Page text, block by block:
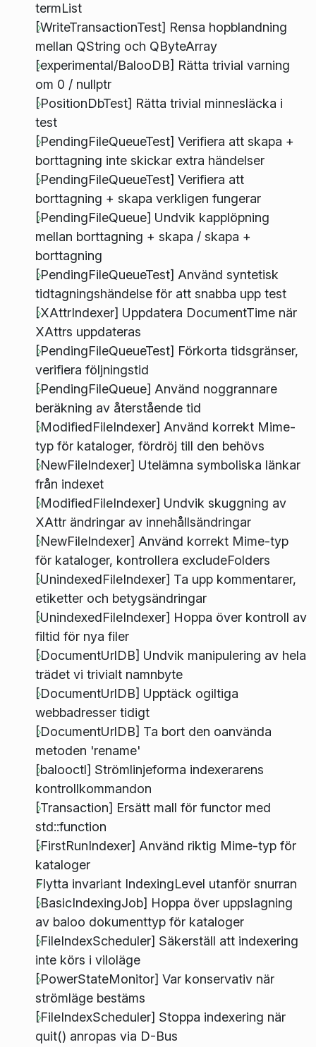
termList
[WriteTransactionTest] Rensa hopblandning
mellan QString och QByteArray
[experimental/BalooDB] Rätta trivial varning
om 0 / nullptr
[PositionDbTest] Rätta trivial minnesläcka i
test
[PendingFileQueueTest] Verifiera att skapa +
borttagning inte skickar extra händelser
[PendingFileQueueTest] Verifiera att
borttagning + skapa verkligen fungerar
[PendingFileQueue] Undvik kapplöpning
mellan borttagning + skapa / skapa +
borttagning
[PendingFileQueueTest] Använd syntetisk
tidtagningshändelse för att snabba upp test
[XAttrIndexer] Uppdatera DocumentTime när
XAttrs uppdateras
[PendingFileQueueTest] Förkorta tidsgränser,
verifiera följningstid
[PendingFileQueue] Använd noggrannare
beräkning av återstående tid
[ModifiedFileIndexer] Använd korrekt Mime-
typ för kataloger, fördröj till den behövs
[NewFileIndexer] Utelämna symboliska länkar
från indexet
[ModifiedFileIndexer] Undvik skuggning av
XAttr ändringar av innehållsändringar
[NewFileIndexer] Använd korrekt Mime-typ
för kataloger, kontrollera excludeFolders
[UnindexedFileIndexer] Ta upp kommentarer,
etiketter och betygsändringar
[UnindexedFileIndexer] Hoppa över kontroll av
filtid för nya filer
[DocumentUrlDB] Undvik manipulering av hela
trädet vi trivialt namnbyte
[DocumentUrlDB] Upptäck ogiltiga
webbadresser tidigt
[DocumentUrlDB] Ta bort den oanvända
metoden 'rename'
[balooctl] Strömlinjeforma indexerarens
kontrollkommandon
[Transaction] Ersätt mall för functor med
std::function
[FirstRunIndexer] Använd riktig Mime-typ för
kataloger
Flytta invariant IndexingLevel utanför snurran
[BasicIndexingJob] Hoppa över uppslagning
av baloo dokumenttyp för kataloger
[FileIndexScheduler] Säkerställ att indexering
inte körs i viloläge
[PowerStateMonitor] Var konservativ när
strömläge bestäms
[FileIndexScheduler] Stoppa indexering när
quit() anropas via D-Bus